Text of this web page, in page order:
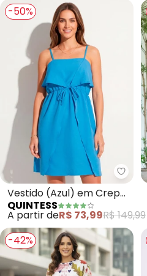
-50%
Vestido (Azul) em Crepe
Plano
QUINTESS
A partir deR$ 73,99R$ 149,99
-42%